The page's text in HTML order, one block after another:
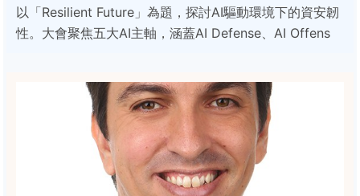
以「Resilient Future」為題，探討AI驅動環境下的資安韌
性。大會聚焦五大AI主軸，涵蓋AI Defense、AI Offens